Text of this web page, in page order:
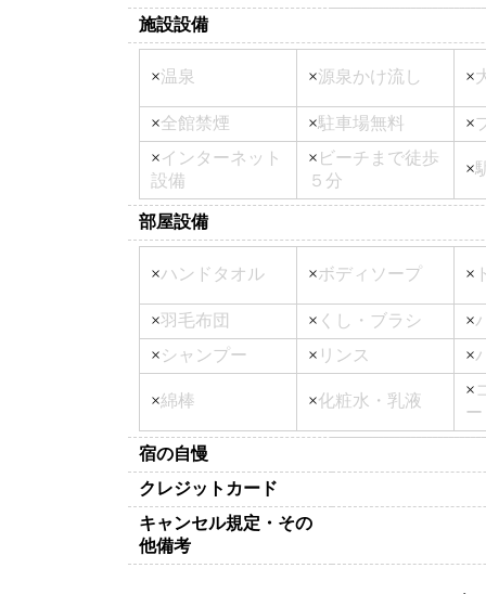
施設設備
×温泉 ×源泉かけ流し ×
×全館禁煙 ×駐車場無料 ×
×インターネット
設備
× ビーチまで徒歩
５分
×
部屋設備
×ハンドタオル ×ボディソープ ×
×羽毛布団 × くし・ブラシ ×
×シャンプー × リンス ×
×綿棒 ×化粧水・乳液
×
ー
宿の自慢
クレジットカード
キャンセル規定・その
他備考